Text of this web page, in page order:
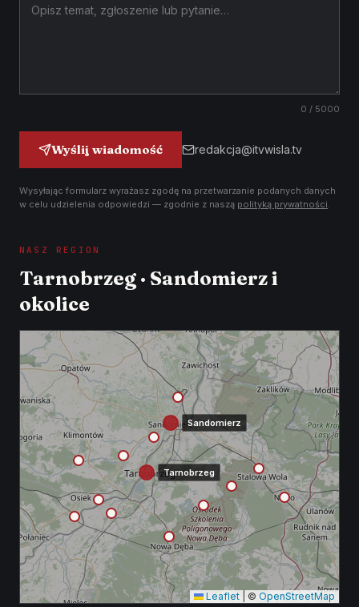
0 / 5000
Wyślij wiadomość redakcja@itvwisla.tv
Wysyłając formularz wyrażasz zgodę na przetwarzanie podanych danych
w celu udzielenia odpowiedzi — zgodnie z naszą polityką prywatności.
NASZ REGION
Tarnobrzeg · Sandomierz i
okolice
Tarnobrzeg
Sandomierz
Leaflet © OpenStreetMap